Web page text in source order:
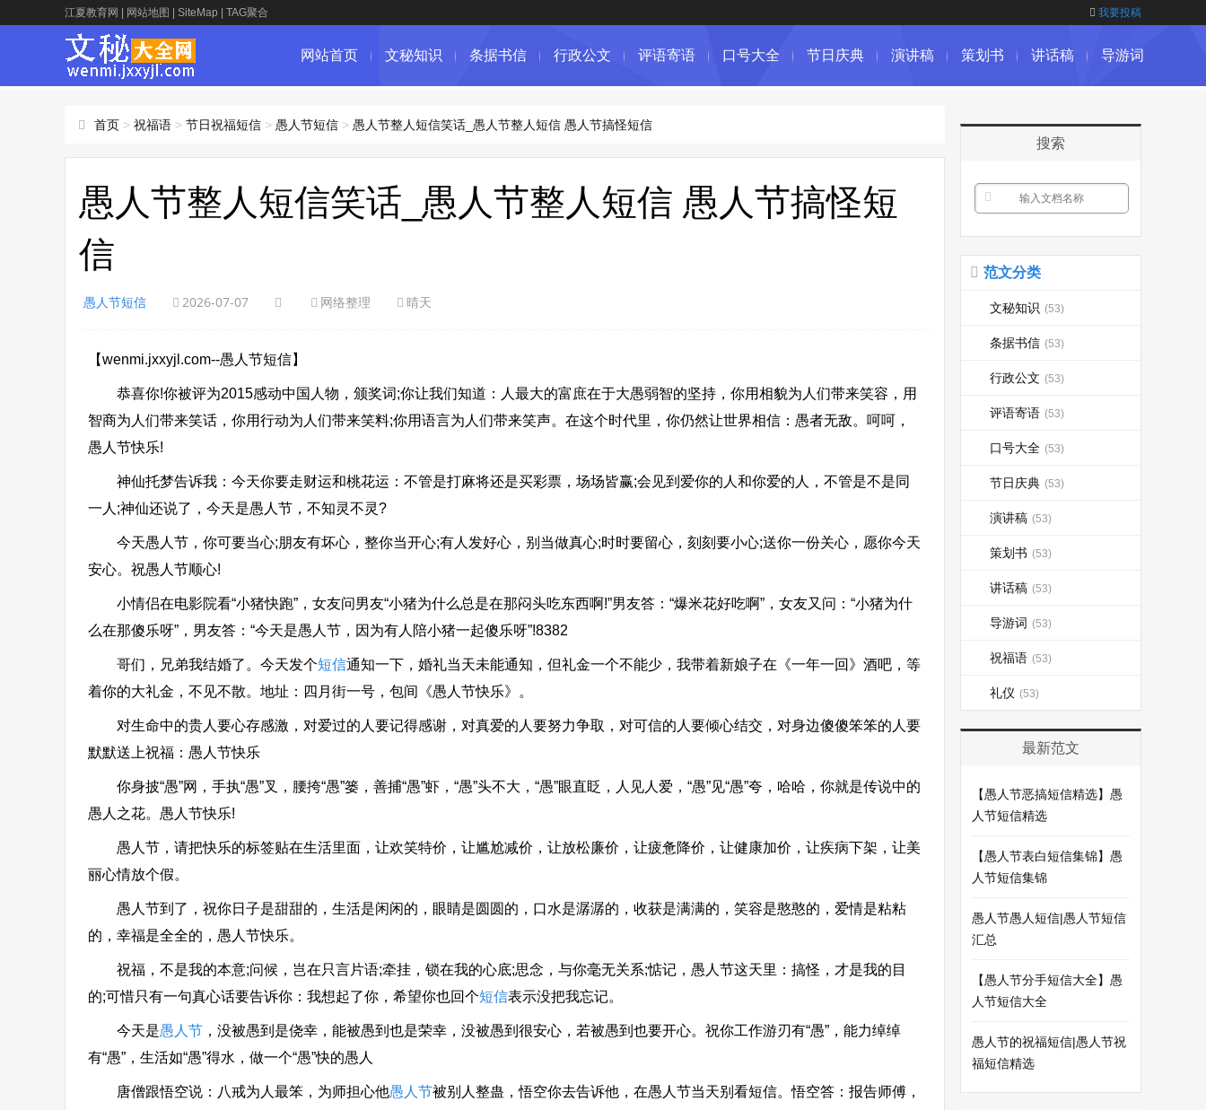
江夏教育网 网站地图 SiteMap TAG聚合 我要投稿
网站首页 文秘知识 条据书信 行政公文 评语寄语 口号大全 节日庆典 演讲稿 策划书 讲话稿 导游词
首页 > 祝福语 > 节日祝福短信 > 愚人节短信 > 愚人节整人短信笑话_愚人节整人短信 愚人节搞怪短信
愚人节整人短信笑话_愚人节整人短信 愚人节搞怪短
信
愚人节短信 2026-07-07 网络整理 晴天
【wenmi.jxxyjl.com--愚人节短信】
恭喜你!你被评为2015感动中国人物，颁奖词;你让我们知道：人最大的富庶在于大愚弱智的坚持，你用相貌为人们带来笑容，用
智商为人们带来笑话，你用行动为人们带来笑料;你用语言为人们带来笑声。在这个时代里，你仍然让世界相信：愚者无敌。呵呵，
愚人节快乐!
神仙托梦告诉我：今天你要走财运和桃花运：不管是打麻将还是买彩票，场场皆赢;会见到爱你的人和你爱的人，不管是不是同
一人;神仙还说了，今天是愚人节，不知灵不灵?
今天愚人节，你可要当心;朋友有坏心，整你当开心;有人发好心，别当做真心;时时要留心，刻刻要小心;送你一份关心，愿你今天
安心。祝愚人节顺心!
小情侣在电影院看“小猪快跑”，女友问男友“小猪为什么总是在那闷头吃东西啊!”男友答：“爆米花好吃啊”，女友又问：“小猪为什
么在那傻乐呀”，男友答：“今天是愚人节，因为有人陪小猪一起傻乐呀”!8382
哥们，兄弟我结婚了。今天发个短信通知一下，婚礼当天未能通知，但礼金一个不能少，我带着新娘子在《一年一回》酒吧，等
着你的大礼金，不见不散。地址：四月街一号，包间《愚人节快乐》。
对生命中的贵人要心存感激，对爱过的人要记得感谢，对真爱的人要努力争取，对可信的人要倾心结交，对身边傻傻笨笨的人要
默默送上祝福：愚人节快乐
你身披“愚”网，手执“愚”叉，腰挎“愚”篓，善捕“愚”虾，“愚”头不大，“愚”眼直眨，人见人爱，“愚”见“愚”夸，哈哈，你就是传说中的
愚人之花。愚人节快乐!
愚人节，请把快乐的标签贴在生活里面，让欢笑特价，让尴尬减价，让放松廉价，让疲惫降价，让健康加价，让疾病下架，让美
丽心情放个假。
愚人节到了，祝你日子是甜甜的，生活是闲闲的，眼睛是圆圆的，口水是潺潺的，收获是满满的，笑容是憨憨的，爱情是粘粘
的，幸福是全全的，愚人节快乐。
祝福，不是我的本意;问候，岂在只言片语;牵挂，锁在我的心底;思念，与你毫无关系;惦记，愚人节这天里：搞怪，才是我的目
的;可惜只有一句真心话要告诉你：我想起了你，希望你也回个短信表示没把我忘记。
今天是愚人节 ，没被愚到是侥幸，能被愚到也是荣幸，没被愚到很安心，若被愚到也要开心。祝你工作游刃有“愚”，能力绰绰
有“愚”，生活如“愚”得水，做一个“愚”快的愚人
唐僧跟悟空说：八戒为人最笨，为师担心他愚人节被别人整蛊，悟空你去告诉他，在愚人节当天别看短信。悟空答：报告师傅，
搜索
范文分类
文秘知识 (53)
条据书信 (53)
行政公文 (53)
评语寄语 (53)
口号大全 (53)
节日庆典 (53)
演讲稿 (53)
策划书 (53)
讲话稿 (53)
导游词 (53)
祝福语 (53)
礼仪 (53)
最新范文
【愚人节恶搞短信精选】愚
人节短信精选
【愚人节表白短信集锦】愚
人节短信集锦
愚人节愚人短信|愚人节短信
汇总
【愚人节分手短信大全】愚
人节短信大全
愚人节的祝福短信|愚人节祝
福短信精选